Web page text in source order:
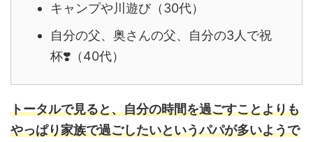
キャンプや川遊び（30代）
自分の父、奥さんの父、自分の3人で祝
杯❣️（40代）
トータルで見ると、自分の時間を過ごすことよりも
やっぱり家族で過ごしたいというパパが多いようで